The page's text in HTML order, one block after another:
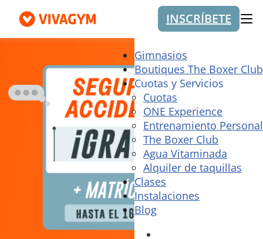
INSCRÍBETE
Gimnasios
Boutiques The Boxer Club
Cuotas y Servicios
Cuotas
ONE Experience
Entrenamiento Personal
The Boxer Club
Agua Vitaminada
Alquiler de taquillas
Clases
Instalaciones
Blog